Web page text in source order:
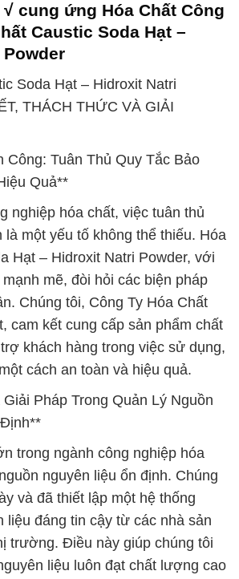
cung ứng Hóa Chất Công
Caustic Soda Hạt –
Soda Hạt – Hidroxit Natri
THÁCH THỨC VÀ GIẢI
Công: Tuân Thủ Quy Tắc Bảo
Quả**
nghiệp hóa chất, việc tuân thủ
là một yếu tố không thể thiếu. Hóa
Hạt – Hidroxit Natri Powder, với
mẽ, đòi hỏi các biện pháp
Chúng tôi, Công Ty Hóa Chất
cam kết cung cấp sản phẩm chất
khách hàng trong việc sử dụng,
cách an toàn và hiệu quả.
Pháp Trong Quản Lý Nguồn
trong ngành công nghiệp hóa
nguyên liệu ổn định. Chúng
và đã thiết lập một hệ thống
liệu đáng tin cậy từ các nhà sản
trường. Điều này giúp chúng tôi
liệu luôn đạt chất lượng cao